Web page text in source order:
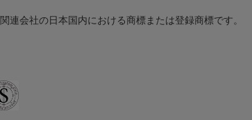
連会社の日本国内における商標または登録商標です。